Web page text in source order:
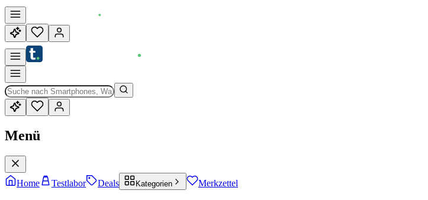
Menü
Home Testlabor Deals Kategorien Merkzettel